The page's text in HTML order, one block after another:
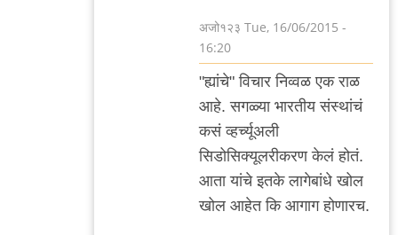
अजो१२३ Tue, 16/06/2015 -
16:20
In
reply
सहमत
मी
"ह्यांचे" विचार निव्वळ एक राळ
आहे. सगळ्या भारतीय संस्थांचं
कसं व्हर्च्यूअली
सिडोसिक्यूलरीकरण केलं होतं.
आता यांचे इतके लागेबांधे खोल
खोल आहेत कि आगाग होणारच.